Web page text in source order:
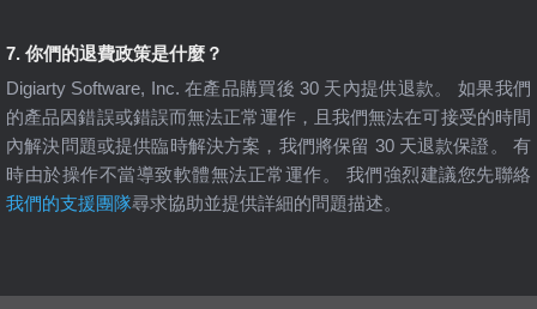
7. 你們的退費政策是什麼？
Digiarty Software, Inc. 在產品購買後 30 天內提供退款。 如果我們
的產品因錯誤或錯誤而無法正常運作，且我們無法在可接受的時間
內解決問題或提供臨時解決方案，我們將保留 30 天退款保證。 有
時由於操作不當導致軟體無法正常運作。 我們強烈建議您先聯絡
我們的支援團隊尋求協助並提供詳細的問題描述。